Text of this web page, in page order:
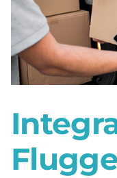
Čeština
English
Magyar
Polski